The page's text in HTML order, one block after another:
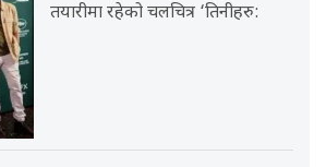
तयारीमा रहेको चलचित्र ‘तिनीहरु: